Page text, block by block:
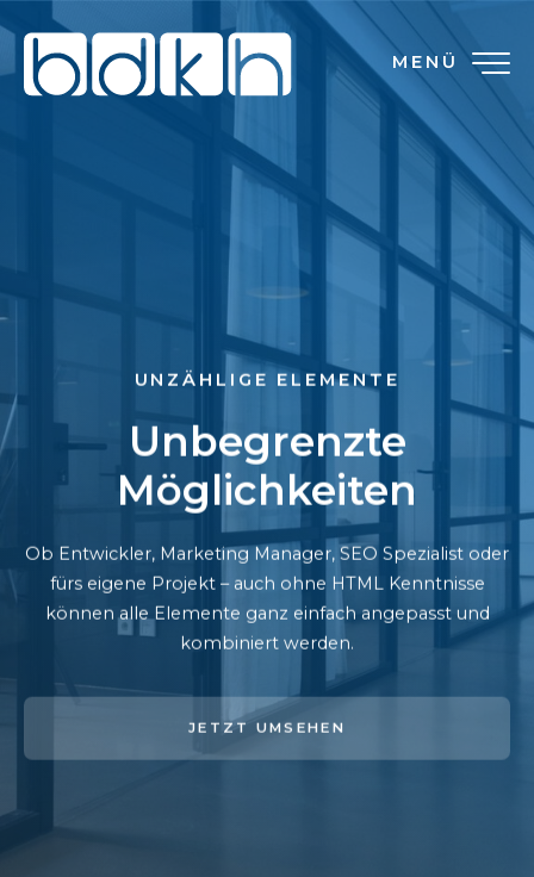
MENÜ
UNZÄHLIGE ELEMENTE
Unbegrenzte
Möglichkeiten
Ob Entwickler, Marketing Manager, SEO Spezialist oder
fürs eigene Projekt – auch ohne HTML Kenntnisse
können alle Elemente ganz einfach angepasst und
kombiniert werden.
JETZT UMSEHEN